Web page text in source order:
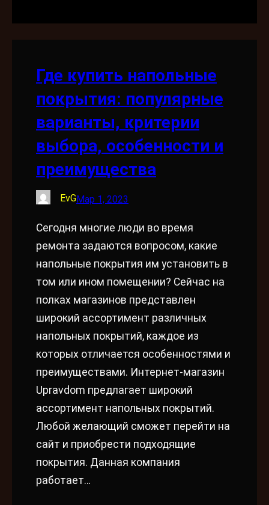
Где купить напольные
покрытия: популярные
варианты, критерии
выбора, особенности и
преимущества
EvGМар 1, 2023
Сегодня многие люди во время
ремонта задаются вопросом, какие
напольные покрытия им установить в
том или ином помещении? Сейчас на
полках магазинов представлен
широкий ассортимент различных
напольных покрытий, каждое из
которых отличается особенностями и
преимуществами. Интернет-магазин
Upravdom предлагает широкий
ассортимент напольных покрытий.
Любой желающий сможет перейти на
сайт и приобрести подходящие
покрытия. Данная компания
работает…